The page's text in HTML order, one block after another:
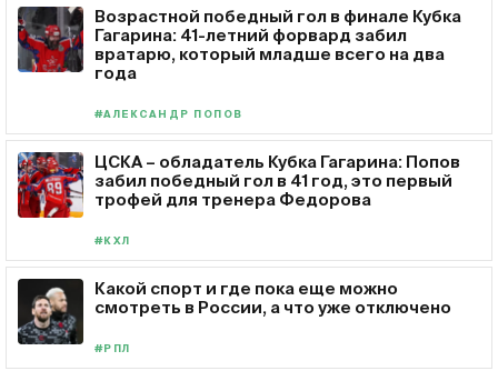
Возрастной победный гол в финале Кубка
Гагарина: 41-летний форвард забил
вратарю, который младше всего на два
года
#АЛЕКСАНДР ПОПОВ
ЦСКА – обладатель Кубка Гагарина: Попов
забил победный гол в 41 год, это первый
трофей для тренера Федорова
#КХЛ
Какой спорт и где пока еще можно
смотреть в России, а что уже отключено
#РПЛ